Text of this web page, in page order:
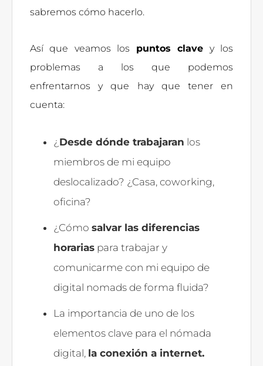
sabremos cómo hacerlo.
Así que veamos los puntos clave y los
problemas a los que podemos
enfrentarnos y que hay que tener en
cuenta:
¿ Desde dónde trabajaran los
miembros de mi equipo
deslocalizado? ¿Casa, coworking,
oficina?
¿Cómo salvar las diferencias
horarias para trabajar y
comunicarme con mi equipo de
digital nomads de forma fluida?
La importancia de uno de los
elementos clave para el nómada
digital, la conexión a internet.